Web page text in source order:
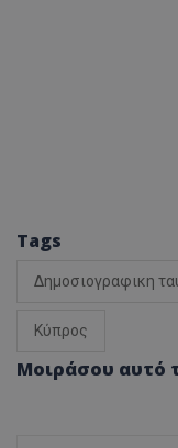
Tags
Δημοσιογραφικη
Κύπρος
Μοιράσου αυτό